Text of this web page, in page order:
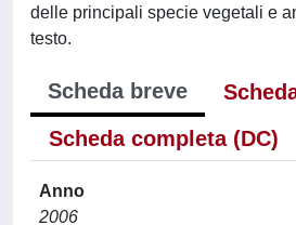
delle principali specie vegetali e
testo.
Scheda breve
Scheda completa (DC)
Anno
2006